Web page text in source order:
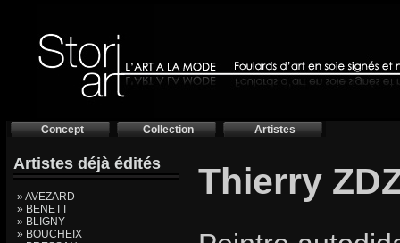
Concept Collection Artistes
Artistes déjà édités
» AVEZARD
» BENETT
» BLIGNY
» BOUCHEIX
Thierry